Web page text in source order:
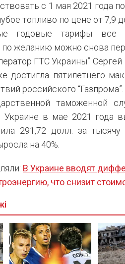
с 1 мая 2021 года
топливо по цене от 7,9
годовые тарифы все
желанию можно снова
ГТС Украины”
достигла пятилетнего
российского “Газпрома”.
таможенной
Украине в мае 2021 года
291,72 долл. за
на 40%.
В Украине вводят
что снизит